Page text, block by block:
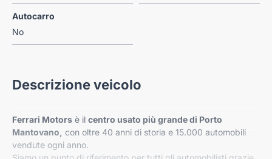
Autocarro
No
Descrizione veicolo
Ferrari Motors è il centro usato più grande di Porto
Mantovano, con oltre 40 anni di storia e 15.000 automobili
vendute ogni anno.